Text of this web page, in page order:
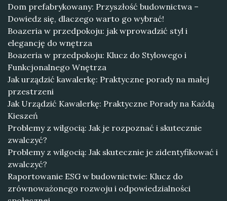
Dom prefabrykowany: Przyszłość budownictwa –
Dowiedz się, dlaczego warto go wybrać!
Boazeria w przedpokoju: jak wprowadzić styl i
elegancję do wnętrza
Boazeria w przedpokoju: Klucz do Stylowego i
Funkcjonalnego Wnętrza
Jak urządzić kawalerkę: Praktyczne porady na małej
przestrzeni
Jak Urządzić Kawalerkę: Praktyczne Porady na Każdą
Kieszeń
Problemy z wilgocią: Jak je rozpoznać i skutecznie
zwalczyć?
Problemy z wilgocią: Jak skutecznie je zidentyfikować i
zwalczyć?
Raportowanie ESG w budownictwie: Klucz do
zrównoważonego rozwoju i odpowiedzialności